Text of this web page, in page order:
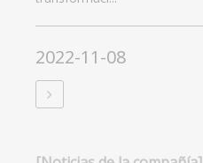
2022-11-08